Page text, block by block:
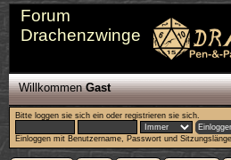
Forum
Drachenzwinge
WillkommenGast
Bitte loggen sie sich ein oderregistrieren sie sich.
Einloggen mit Benutzername, Passwort und Sitzungslänge